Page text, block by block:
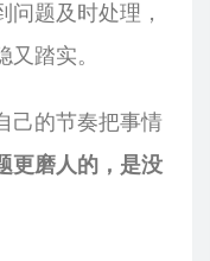
题及时处理，
踏实。
己的节奏把事情
更磨人的，是没